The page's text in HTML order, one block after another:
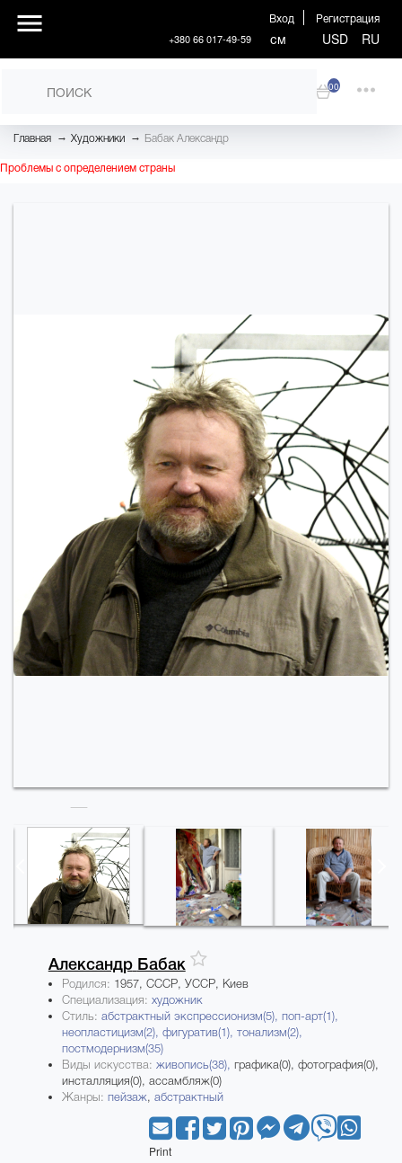
Вход Регистрация
+380 66 017-49-59 см USD RU
00
Главная → Художники → Бабак Александр
Проблемы с определением страны
Александр Бабак
Родился: 1957, СССР, УССР, Киев
Специализация: художник
Стиль: абстрактный экспрессионизм(5), поп-арт(1),
неопластицизм(2), фигуратив(1), тонализм(2),
постмодернизм(35)
Виды искусства: живопись(38), графика(0), фотография(0),
инсталляция(0), ассамбляж(0)
Жанры: пейзаж, абстрактный
Print